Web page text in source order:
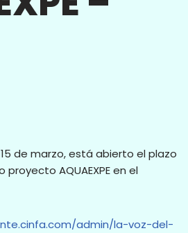
de marzo, está abierto el plazo
AQUAEXPE en el
admin/la-voz-del-